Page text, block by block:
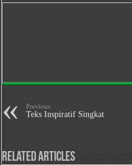
Previous
Teks Inspiratif Singkat
Related Articles